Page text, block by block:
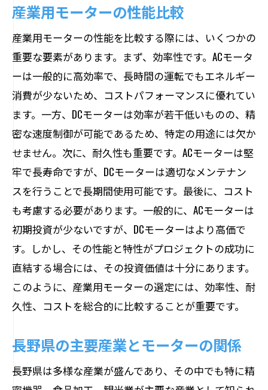
産業用モーターの性能比較
産業用モーターの性能を比較する際には、いくつかの
重要な要素があります。まず、効率性です。ACモータ
ーは一般的に高効率で、長時間の運転でもエネルギー
消費が少ないため、コストパフォーマンスに優れてい
ます。一方、DCモーターは効率が若干低いものの、精
密な速度制御が可能であるため、特定の用途には欠か
せません。次に、耐久性も重要です。ACモーターは堅
牢で長寿命ですが、DCモーターは適切なメンテナン
スを行うことで長期間使用可能です。最後に、コスト
も考慮する必要があります。一般的に、ACモーターは
初期投資が少ないですが、DCモーターはより高価で
す。しかし、その性能と特性がプロジェクトの成功に
直結する場合には、その投資価値は十分にあります。
このように、産業用モーターの選定には、効率性、耐
久性、コストを総合的に比較することが重要です。
長野県の主要産業とモーターの関係
長野県は多様な産業が盛んであり、その中でも特に精